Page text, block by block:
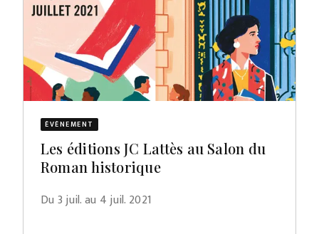
ÉVÈNEMENT
Les éditions JC Lattès au Salon du
Roman historique
Du 3 juil. au 4 juil. 2021